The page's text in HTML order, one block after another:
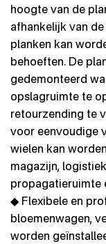
hoogte van de
afhankelijk van
planken kan
behoeften. De
gedemonteerd
opslagruimte te
retourzending te
voor eenvoudige
wielen kan
magazijn,
propagatieruimte
◆ Flexibele en
bloemenwagen,
worden